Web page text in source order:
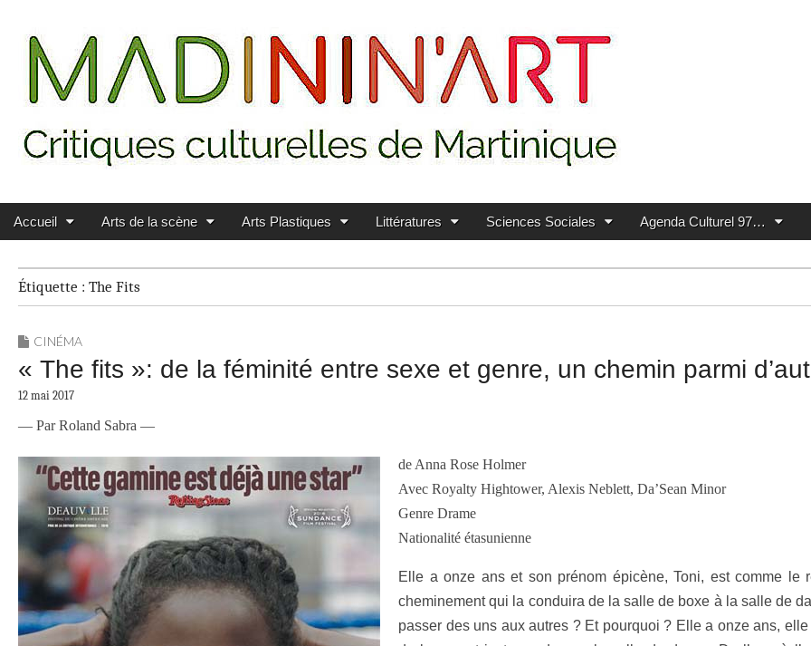
MADININ'ART
Main menu
Skip to content
Accueil Arts de la scène Arts Plastiques Littératures Sciences Sociales Agenda Culturel 97…
Étiquette : The Fits
CINÉMA
« The fits »: de la féminité entre sexe et genre, un chemin parmi
12 mai 2017
— Par Roland Sabra —
de Anna Rose Holmer
Avec Royalty Hightower, Alexis Neblett, Da’Sean Minor
Genre Drame
Nationalité étasunienne
Elle a onze ans et son prénom épicène, Toni, est comme le
cheminement qui la conduira de la salle de boxe à la salle de
passer des uns aux autres ? Et pourquoi ? Elle a onze ans,